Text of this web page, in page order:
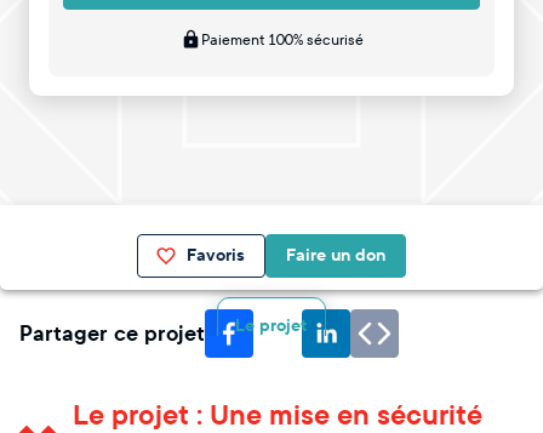
Paiement 100% sécurisé
Favoris Faire un don
Le projet
Partager ce projet
Le projet : Une mise en sécurité